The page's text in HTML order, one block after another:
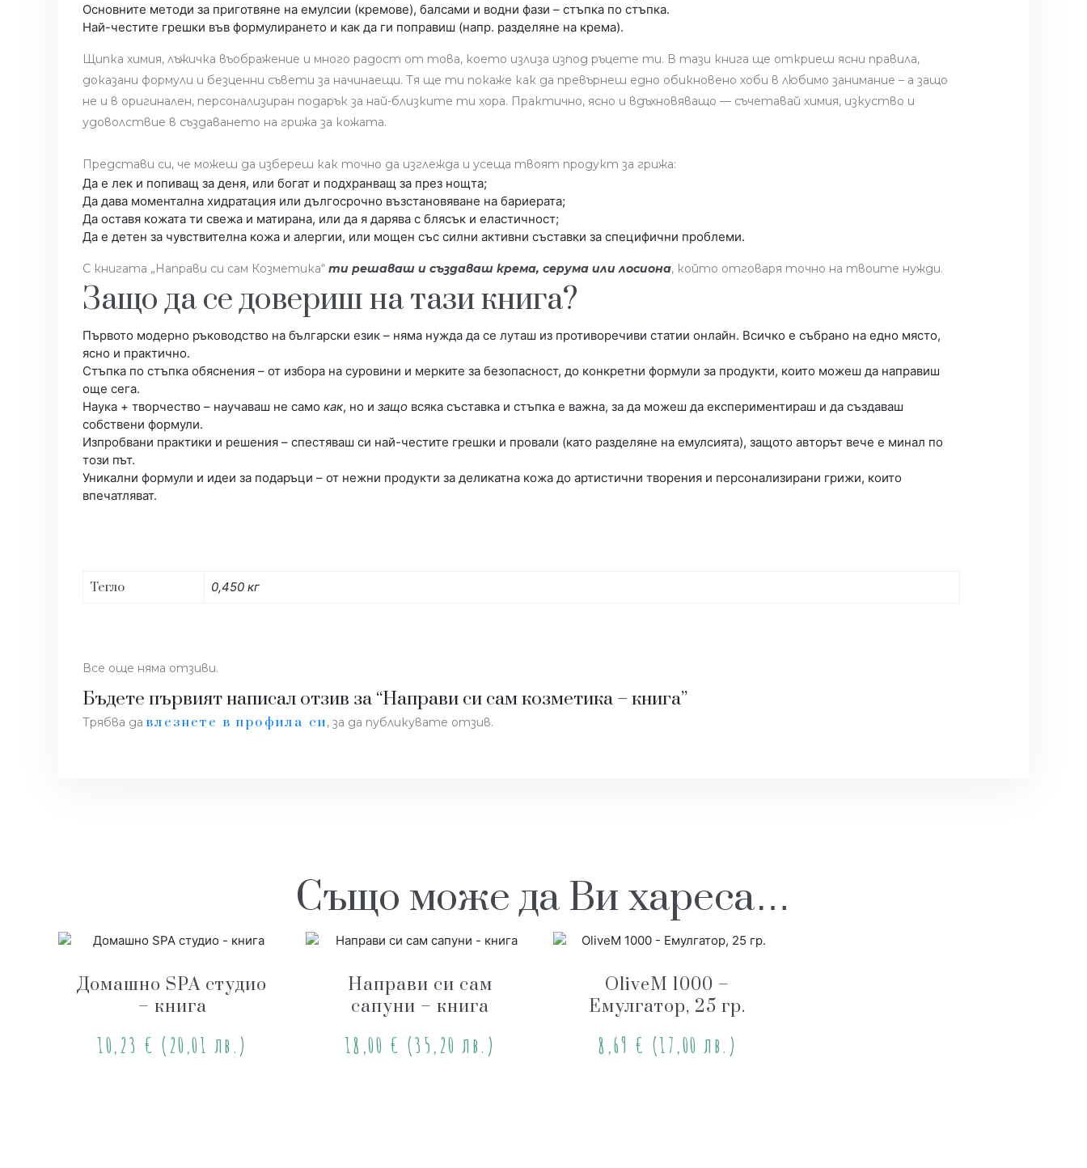
Основните методи за приготвяне на емулсии (кремове), балсами и водни фази – стъпка по стъпка.
Най-честите грешки във формулирането и как да ги поправиш (напр. разделяне на крема).
Щипка химия, лъжичка въображение и много радост от това, което излиза изпод ръцете ти. В тази книга ще откриеш ясни правила,
доказани формули и безценни съвети за начинаещи. Тя ще ти покаже как да превърнеш едно обикновено хоби в любимо занимание – а защо
не и в оригинален, персонализиран подарък за най-близките ти хора. Практично, ясно и вдъхновяващо — съчетавай химия, изкуство и
удоволствие в създаването на грижа за кожата.
Представи си, че можеш да избереш как точно да изглежда и усеща твоят продукт за грижа:
Да е лек и попиващ за деня, или богат и подхранващ за през нощта;
Да дава моментална хидратация или дългосрочно възстановяване на бариерата;
Да оставя кожата ти свежа и матирана, или да я дарява с блясък и еластичност;
Да е детен за чувствителна кожа и алергии, или мощен със силни активни съставки за специфични проблеми.
С книгата „Направи си сам Козметика“ ти решаваш и създаваш крема, серума или лосиона, който отговаря точно на твоите нужди.
Защо да се довериш на тази книга?
Първото модерно ръководство на български език – няма нужда да се луташ из противоречиви статии онлайн. Всичко е събрано на едно място,
ясно и практично.
Стъпка по стъпка обяснения – от избора на суровини и мерките за безопасност, до конкретни формули за продукти, които можеш да направиш
още сега.
Наука + творчество – научаваш не само как, но и защо всяка съставка и стъпка е важна, за да можеш да експериментираш и да създаваш
собствени формули.
Изпробвани практики и решения – спестяваш си най-честите грешки и провали (като разделяне на емулсията), защото авторът вече е минал по
този път.
Уникални формули и идеи за подаръци – от нежни продукти за деликатна кожа до артистични творения и персонализирани грижи, които
впечатляват.
Тегло 0,450 кг
Все още няма отзиви.
Бъдете първият написал отзив за “Направи си сам козметика – книга”
Трябва да влезнете в профила си, за да публикувате отзив.
Също може да Ви хареса…
Домашно SPA студио
– книга
10,23 € (20,01 лв.)
Направи си сам
сапуни – книга
18,00 € (35,20 лв.)
OliveM 1000 –
Емулгатор, 25 гр.
8,69 € (17,00 лв.)